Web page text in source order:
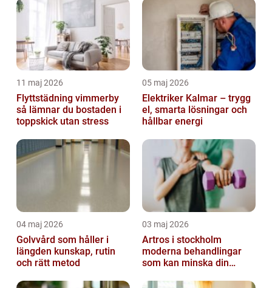
11 maj 2026
Flyttstädning vimmerby
så lämnar du bostaden i
toppskick utan stress
05 maj 2026
Elektriker Kalmar – trygg
el, smarta lösningar och
hållbar energi
04 maj 2026
Golvvård som håller i
längden kunskap, rutin
och rätt metod
03 maj 2026
Artros i stockholm
moderna behandlingar
som kan minska din